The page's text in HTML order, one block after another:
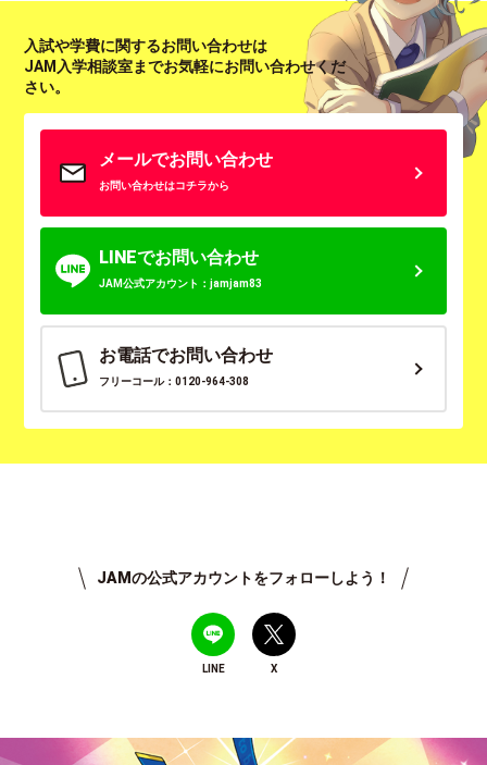
入試や学費に関するお問い合わせは
JAM入学相談室までお気軽にお問い合わせくだ
さい。
メールでお問い合わせ
お問い合わせはコチラから
LINEでお問い合わせ
JAM公式アカウント：jamjam83
お電話でお問い合わせ
フリーコール：0120-964-308
JAMの公式アカウントをフォローしよう！
LINE X